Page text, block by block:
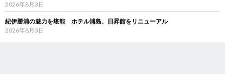
2026年8月3日
紀伊勝浦の魅力を堪能 ホテル浦島、日昇館をリニューアル
2026年8月3日